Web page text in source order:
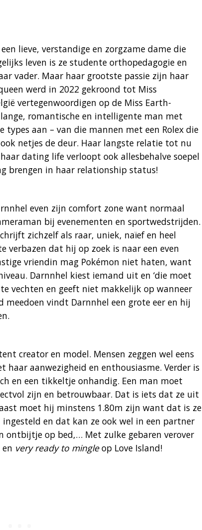
lieve, verstandige en zorgzame dame die
leven is ze studente orthopedagogie en
vader. Maar haar grootste passie zijn haar
werd in 2022 gekroond tot Miss
vertegenwoordigen op de Miss Earth-
romantische en intelligente man met
aan – van die mannen met een Rolex die
netjes de deur. Haar langste relatie tot nu
dating life verloopt ook allesbehalve soepel
brengen in haar relationship status!
even zijn comfort zone want normaal
bij evenementen en sportwedstrijden.
zichzelf als raar, uniek, naïef en heel
dat hij op zoek is naar een even
vriendin mag Pokémon niet haten, want
Darnnhel kiest iemand uit en ‘die moet
vechten en geeft niet makkelijk op wanneer
vindt Darnnhel een grote eer en hij
creator en model. Mensen zeggen wel eens
aanwezigheid en enthousiasme. Verder is
en een tikkeltje onhandig. Een man moet
zijn en betrouwbaar. Dat is iets dat ze uit
moet hij minstens 1.80m zijn want dat is ze
en dat kan ze ook wel in een partner
ontbijtje op bed,… Met zulke gebaren verover
very ready to mingleop Love Island!